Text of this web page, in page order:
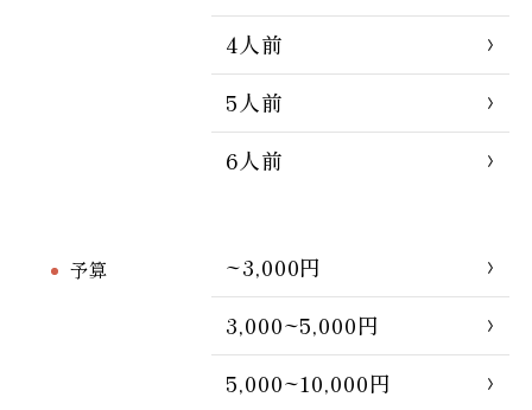
4人前
5人前
6人前
予算
~3,000円
3,000~5,000円
5,000~10,000円